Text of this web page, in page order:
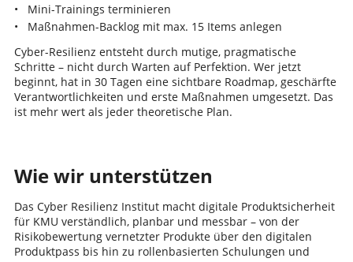
Mini-Trainings terminieren
Maßnahmen-Backlog mit max. 15 Items anlegen
Cyber-Resilienz entsteht durch mutige, pragmatische
Schritte – nicht durch Warten auf Perfektion. Wer jetzt
beginnt, hat in 30 Tagen eine sichtbare Roadmap, geschärfte
Verantwortlichkeiten und erste Maßnahmen umgesetzt. Das
ist mehr wert als jeder theoretische Plan.
Wie wir unterstützen
Das Cyber Resilienz Institut macht digitale Produktsicherheit
für KMU verständlich, planbar und messbar – von der
Risikobewertung vernetzter Produkte über den digitalen
Produktpass bis hin zu rollenbasierten Schulungen und